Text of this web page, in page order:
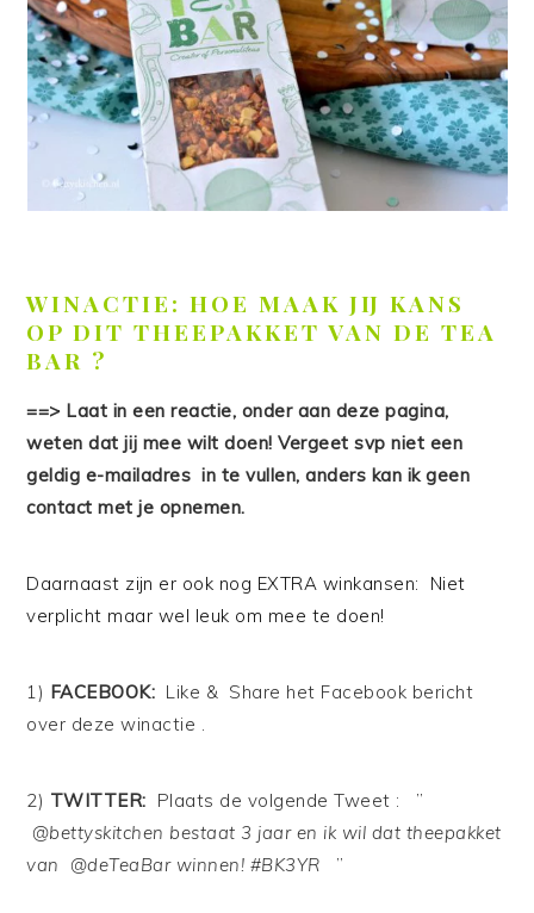
WINACTIE: HOE MAAK JIJ KANS
OP DIT THEEPAKKET VAN DE TEA
BAR ?
==> Laat in een reactie, onder aan deze pagina,
weten dat jij mee wilt doen! Vergeet svp niet een
geldig e-mailadres in te vullen, anders kan ik geen
contact met je opnemen.
Daarnaast zijn er ook nog EXTRA winkansen: Niet
verplicht maar wel leuk om mee te doen!
1) FACEBOOK: Like & Share het Facebook bericht
over deze winactie .
2) TWITTER: Plaats de volgende Tweet : ”
@bettyskitchen bestaat 3 jaar en ik wil dat theepakket
van @deTeaBar winnen! #BK3YR
”